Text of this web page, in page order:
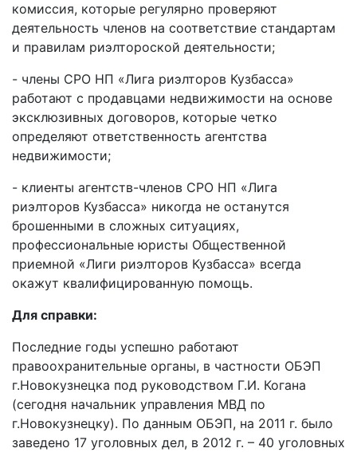
комиссия, которые регулярно проверяют
деятельность членов на соответствие стандартам
и правилам риэлтороской деятельности;
- члены СРО НП «Лига риэлторов Кузбасса»
работают с продавцами недвижимости на основе
эксклюзивных договоров, которые четко
определяют ответственность агентства
недвижимости;
- клиенты агентств-членов СРО НП «Лига
риэлторов Кузбасса» никогда не останутся
брошенными в сложных ситуациях,
профессиональные юристы Общественной
приемной «Лиги риэлторов Кузбасса» всегда
окажут квалифицированную помощь.
Для справки:
Последние годы успешно работают
правоохранительные органы, в частности ОБЭП
г.Новокузнецка под руководством Г.И. Когана
(сегодня начальник управления МВД по
г.Новокузнецку). По данным ОБЭП, на 2011 г. было
заведено 17 уголовных дел, в 2012 г. – 40 уголовных